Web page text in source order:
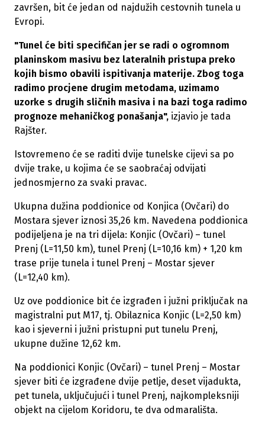
završen, bit će jedan od najdužih cestovnih tunela u
Evropi.
"Tunel će biti specifičan jer se radi o ogromnom
planinskom masivu bez lateralnih pristupa preko
kojih bismo obavili ispitivanja materije. Zbog toga
radimo procjene drugim metodama, uzimamo
uzorke s drugih sličnih masiva i na bazi toga radimo
prognoze mehaničkog ponašanja", izjavio je tada
Rajšter.
Istovremeno će se raditi dvije tunelske cijevi sa po
dvije trake, u kojima će se saobraćaj odvijati
jednosmjerno za svaki pravac.
Ukupna dužina poddionice od Konjica (Ovčari) do
Mostara sjever iznosi 35,26 km. Navedena poddionica
podijeljena je na tri dijela: Konjic (Ovčari) – tunel
Prenj (L=11,50 km), tunel Prenj (L=10,16 km) + 1,20 km
trase prije tunela i tunel Prenj – Mostar sjever
(L=12,40 km).
Uz ove poddionice bit će izgrađen i južni priključak na
magistralni put M17, tj. Obilaznica Konjic (L=2,50 km)
kao i sjeverni i južni pristupni put tunelu Prenj,
ukupne dužine 12,62 km.
Na poddionici Konjic (Ovčari) – tunel Prenj – Mostar
sjever biti će izgrađene dvije petlje, deset vijadukta,
pet tunela, uključujući i tunel Prenj, najkompleksniji
objekt na cijelom Koridoru, te dva odmarališta.